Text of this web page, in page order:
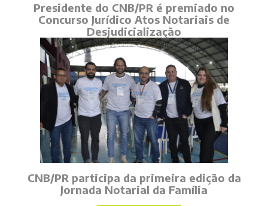
Presidente do CNB/PR é premiado no
Concurso Jurídico Atos Notariais de
Desjudicialização
CNB/PR participa da primeira edição da
Jornada Notarial da Família